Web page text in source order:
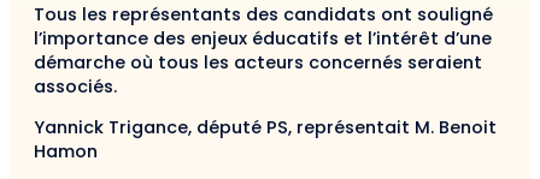
Tous les représentants des candidats ont souligné
l’importance des enjeux éducatifs et l’intérêt d’une
démarche où tous les acteurs concernés seraient
associés.
Yannick Trigance, député PS, représentait M. Benoit
Hamon